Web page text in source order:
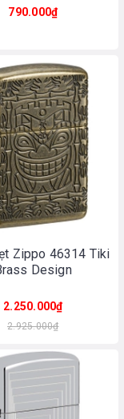
790.000₫
Zippo 46314 Tiki
Design
2.250.000₫
2.925.000₫